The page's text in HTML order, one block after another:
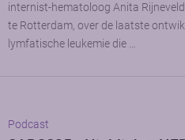
internist-hematoloog Anita
te Rotterdam, over de laatste
lymfatische leukemie die …
Podcast